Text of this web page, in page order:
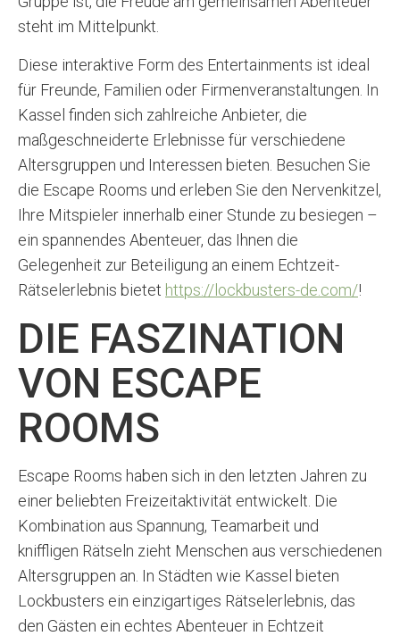
steht im Mittelpunkt.
Diese interaktive Form des Entertainments ist ideal
für Freunde, Familien oder Firmenveranstaltungen. In
Kassel finden sich zahlreiche Anbieter, die
maßgeschneiderte Erlebnisse für verschiedene
Altersgruppen und Interessen bieten. Besuchen Sie
die Escape Rooms und erleben Sie den Nervenkitzel,
Ihre Mitspieler innerhalb einer Stunde zu besiegen –
ein spannendes Abenteuer, das Ihnen die
Gelegenheit zur Beteiligung an einem Echtzeit-
Rätselerlebnis bietet https://lockbusters-de.com/!
DIE FASZINATION
VON ESCAPE
ROOMS
Escape Rooms haben sich in den letzten Jahren zu
einer beliebten Freizeitaktivität entwickelt. Die
Kombination aus Spannung, Teamarbeit und
kniffligen Rätseln zieht Menschen aus verschiedenen
Altersgruppen an. In Städten wie Kassel bieten
Lockbusters ein einzigartiges Rätselerlebnis, das
den Gästen ein echtes Abenteuer in Echtzeit